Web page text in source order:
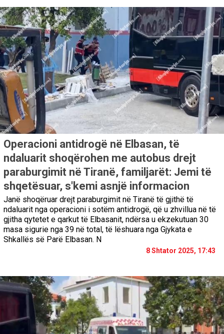
Operacioni antidrogë në Elbasan, të
ndaluarit shoqërohen me autobus drejt
paraburgimit në Tiranë, familjarët: Jemi të
shqetësuar, s'kemi asnjë informacion
Janë shoqëruar drejt paraburgimit në Tiranë të gjithë të
ndaluarit nga operacioni i sotëm antidrogë, që u zhvillua në të
gjitha qytetet e qarkut të Elbasanit, ndërsa u ekzekutuan 30
masa sigurie nga 39 në total, të lëshuara nga Gjykata e
Shkallës së Parë Elbasan. N
8 Shtator 2025, 17:43